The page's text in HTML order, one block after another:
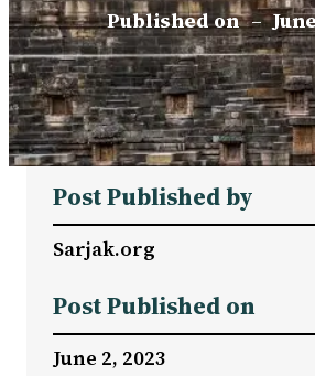
Published on –
Post Published by
Sarjak.org
Post Published on
June 2, 2023